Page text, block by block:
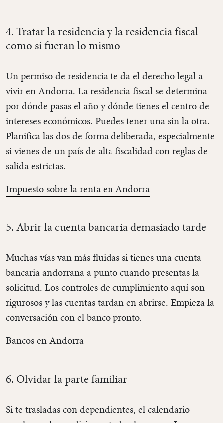
4. Tratar la residencia y la residencia fiscal
como si fueran lo mismo
Un permiso de residencia te da el derecho legal a
vivir en Andorra. La residencia fiscal se determina
por dónde pasas el año y dónde tienes el centro de
intereses económicos. Puedes tener una sin la otra.
Planifica las dos de forma deliberada, especialmente
si vienes de un país de alta fiscalidad con reglas de
salida estrictas.
Impuesto sobre la renta en Andorra
5. Abrir la cuenta bancaria demasiado tarde
Muchas vías van más fluidas si tienes una cuenta
bancaria andorrana a punto cuando presentas la
solicitud. Los controles de cumplimiento aquí son
rigurosos y las cuentas tardan en abrirse. Empieza la
conversación con el banco pronto.
Bancos en Andorra
6. Olvidar la parte familiar
Si te trasladas con dependientes, el calendario